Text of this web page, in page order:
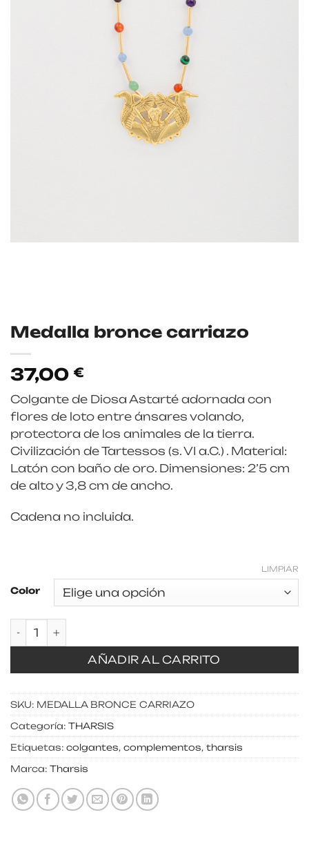
Medalla bronce carriazo
37,00 €
Colgante de Diosa Astarté adornada con
flores de loto entre ánsares volando,
protectora de los animales de la tierra.
Civilización de Tartessos (s. VI a.C.) . Material:
Latón con baño de oro. Dimensiones: 2’5 cm
de alto y 3,8 cm de ancho.
Cadena no incluida.
Color
LIMPIAR
Medalla bronce carriazo cantidad
AÑADIR AL CARRITO
SKU: MEDALLA BRONCE CARRIAZO
Categoría: THARSIS
Etiquetas: colgantes, complementos, tharsis
Marca: Tharsis